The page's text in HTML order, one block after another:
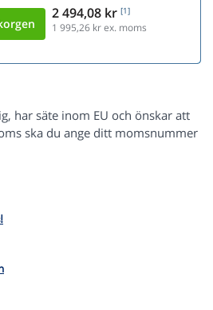
2 494,08 kr [1]
1 995,26 kr ex. moms
har säte inom EU och önskar att
ska du ange ditt momsnummer